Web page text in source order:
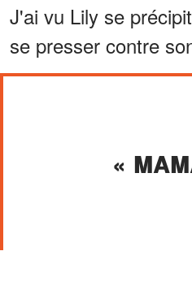
J'ai vu Lily se
se presser contre
«